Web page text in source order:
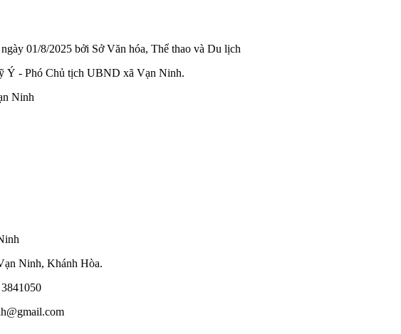
01/8/2025 bởi Sở Văn hóa, Thể thao và Du lịch
Ý - Phó Chủ tịch UBND xã Vạn Ninh.
Ninh
Ninh, Khánh Hòa.